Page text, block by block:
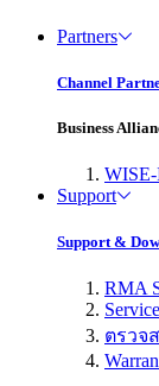
Partners
Channel
Business
Support
Support &
RMA
ตรว